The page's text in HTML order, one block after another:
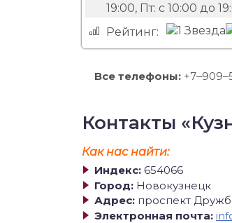
19:00, Пт: с 10:00 до
Рейтинг:
Все телефоны:
Контакты
Как нас найти:
Индекс: 654066
Город: Новокузнецк
Адрес: проспект
Электронная почта: